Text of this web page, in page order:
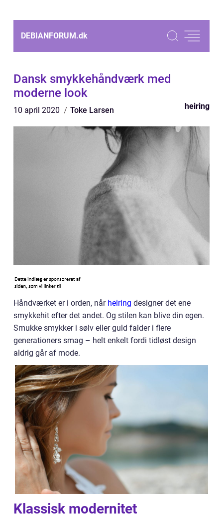
DEBIANFORUM.dk
Dansk smykkehåndværk med
moderne look
10 april 2020 Toke Larsen heiring
Håndværket er i orden, når heiring designer det ene
smykkehit efter det andet. Og stilen kan blive din egen.
Smukke smykker i sølv eller guld falder i flere
generationers smag – helt enkelt fordi tidløst design
aldrig går af mode.
Klassisk modernitet